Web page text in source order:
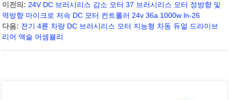
이전의: 24V DC 브러시리스 감소 모터 37 브러시리스 모터 정방향 및
역방향 마이크로 저속 DC 모터 컨트롤러 24v 36a 1000w ln-26
다음: 전기 4륜 차량 DC 브러시리스 모터 지능형 차동 듀얼 드라이브
리어 액슬 어셈블리